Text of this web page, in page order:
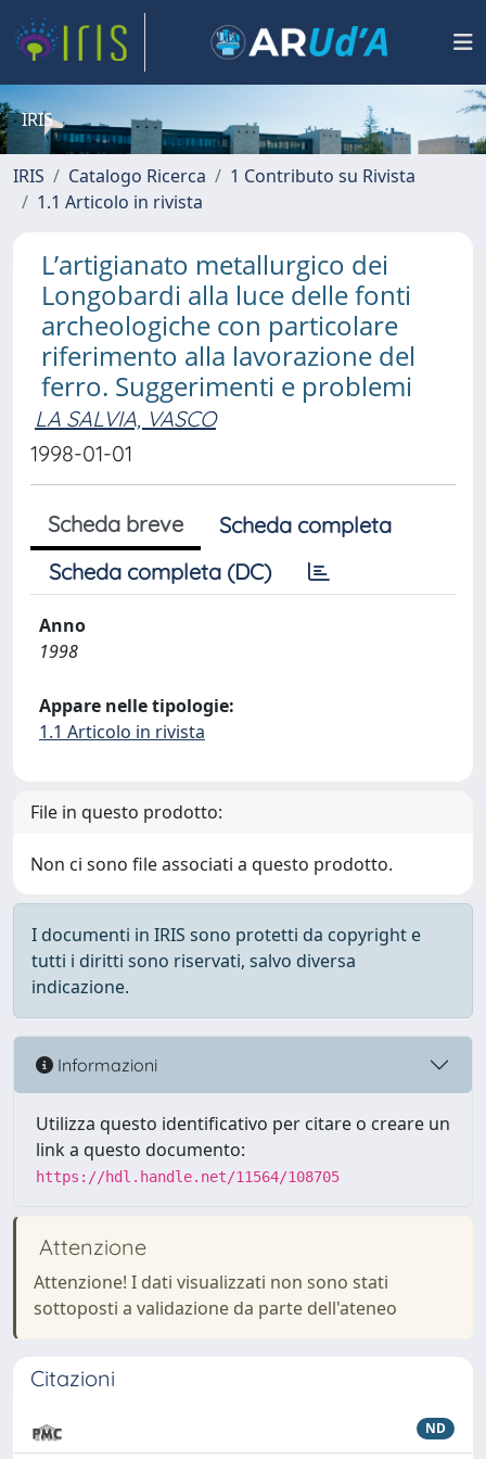
IRIS
IRIS Catalogo Ricerca
1 Contributo su Rivista
1.1 Articolo in rivista
L’artigianato metallurgico dei
Longobardi alla luce delle fonti
archeologiche con particolare
riferimento alla lavorazione del
ferro. Suggerimenti e problemi
LA SALVIA, VASCO
1998-01-01
Scheda breve
Scheda completa
Scheda completa (DC)
Anno
1998
Appare nelle tipologie:
1.1 Articolo in rivista
File in questo prodotto:
Non ci sono file associati a questo prodotto.
I documenti in IRIS sono protetti da copyright e
tutti i diritti sono riservati, salvo diversa
indicazione.
Informazioni
Utilizza questo identificativo per citare o creare un
link a questo documento:
https://hdl.handle.net/11564/108705
Attenzione
Attenzione! I dati visualizzati non sono stati
sottoposti a validazione da parte dell'ateneo
Citazioni
ND